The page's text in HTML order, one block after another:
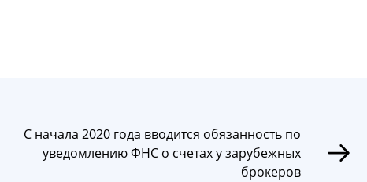
С начала 2020 года вводится обязанность по
уведомлению ФНС о счетах у зарубежных
брокеров